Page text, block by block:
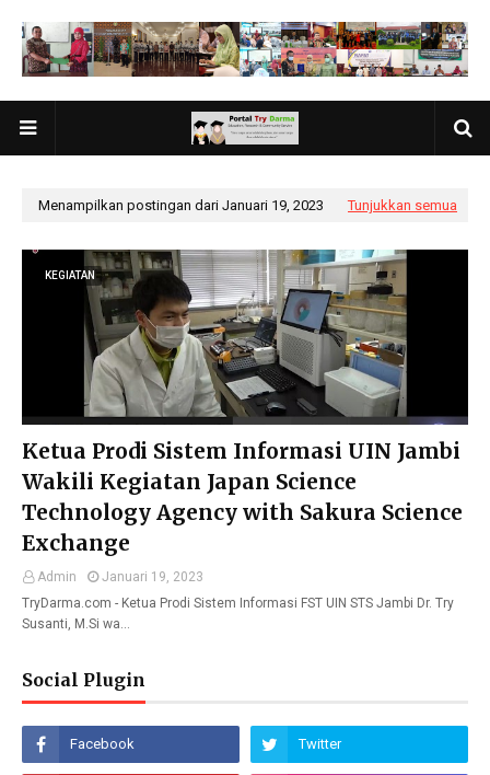
Menampilkan postingan dari Januari 19, 2023 Tunjukkan semua
KEGIATAN
Ketua Prodi Sistem Informasi UIN Jambi
Wakili Kegiatan Japan Science
Technology Agency with Sakura Science
Exchange
Admin
Januari 19, 2023
TryDarma.com - Ketua Prodi Sistem Informasi FST UIN STS Jambi Dr. Try
Susanti, M.Si wa…
Social Plugin